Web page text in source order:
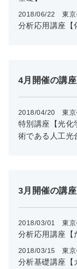
2018/06/22 東京
分析応用講座【
4月開催の講座
2018/04/20 東京
特別講座【光化
術である人工光
3月開催の講座
2018/03/01 東京
分析応用講座【
2018/03/15 東京
分析基礎講座【